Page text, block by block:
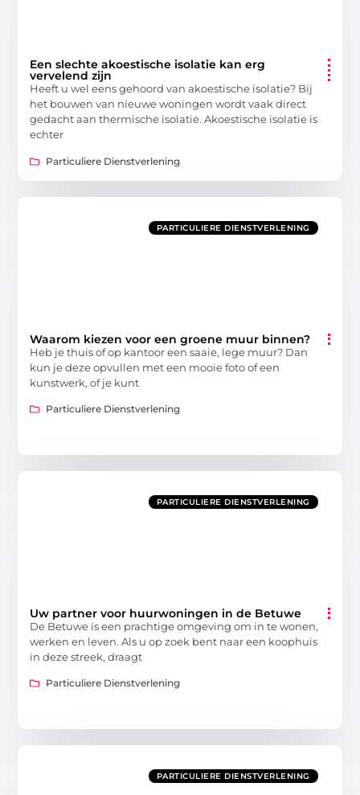
Een slechte akoestische isolatie kan erg
vervelend zijn
Heeft u wel eens gehoord van akoestische isolatie? Bij
het bouwen van nieuwe woningen wordt vaak direct
gedacht aan thermische isolatie. Akoestische isolatie is
echter
Particuliere Dienstverlening
PARTICULIERE DIENSTVERLENING
Waarom kiezen voor een groene muur binnen?
Heb je thuis of op kantoor een saaie, lege muur? Dan
kun je deze opvullen met een mooie foto of een
kunstwerk, of je kunt
Particuliere Dienstverlening
PARTICULIERE DIENSTVERLENING
Uw partner voor huurwoningen in de Betuwe
De Betuwe is een prachtige omgeving om in te wonen,
werken en leven. Als u op zoek bent naar een koophuis
in deze streek, draagt
Particuliere Dienstverlening
PARTICULIERE DIENSTVERLENING